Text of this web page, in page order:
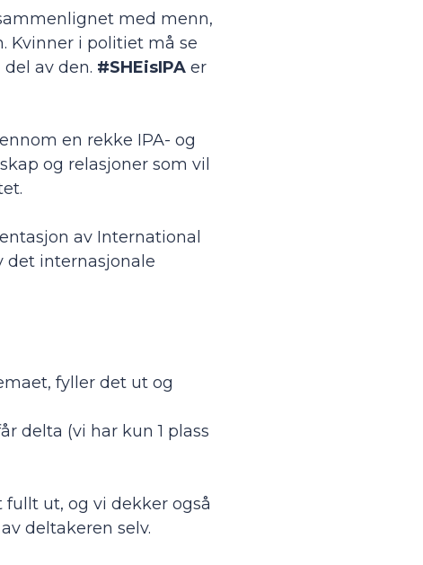
med menn,
Kvinner i politiet må se
av den. #SHEisIPA er
en rekke IPA- og
og relasjoner som vil
av International
det internasjonale
fyller det ut og
delta (vi har kun 1 plass
ut, og vi dekker også
deltakeren selv.